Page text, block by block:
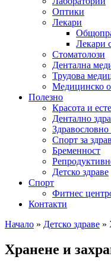
Оптики
Лекари
Лекари
Стоматолози
Дентална
Трудова
Медицинско
Полезно
Красота и
Дентално
Здравословно
Спорт за
Бременност
Детско здраве
Спорт
Фитнес
Контакти
Начало » Детско здраве »
Хранене и